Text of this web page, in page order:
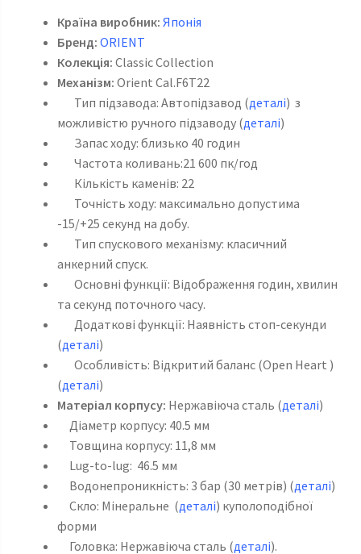
Країна виробник: Японія
Бренд: ORIENT
Колекція: Classic Collection
Механізм: Orient Cal.F6T22
Тип підзавода: Автопідзавод (деталі) з
можливістю ручного підзаводу (деталі)
Запас ходу: близько 40 годин
Частота коливань:21 600 пк/год
Кількість каменів: 22
Точність ходу: максимально допустима
-15/+25 секунд на добу.
Тип спускового механізму: класичний
анкерний спуск.
Основні функції: Відображення годин, хвилин
та секунд поточного часу.
Додаткові функції: Наявність стоп-секунди
(деталі)
Особливість: Відкритий баланс (Open Heart )
(деталі)
Матеріал корпусу: Нержавіюча сталь (деталі)
Діаметр корпусу: 40.5 мм
Товщина корпусу: 11,8 мм
Lug-to-lug: 46.5 мм
Водонепроникність: 3 бар (30 метрів) (деталі)
Скло: Мінеральне (деталі) куполоподібної
форми
Головка: Нержавіюча сталь (деталі).